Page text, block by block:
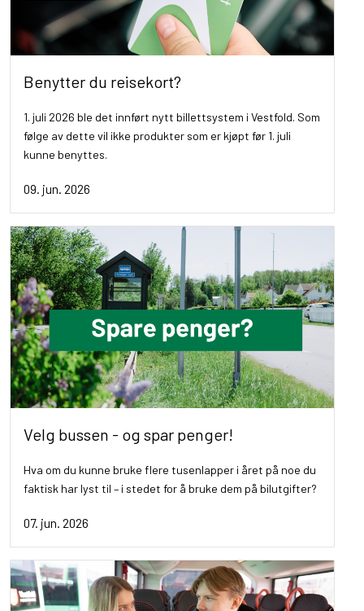
Benytter du reisekort?
1. juli 2026 ble det innført nytt billettsystem i Vestfold. Som
følge av dette vil ikke produkter som er kjøpt før 1. juli
kunne benyttes.
09. jun. 2026
Velg bussen - og spar penger!
Hva om du kunne bruke flere tusenlapper i året på noe du
faktisk har lyst til – i stedet for å bruke dem på bilutgifter?
07. jun. 2026